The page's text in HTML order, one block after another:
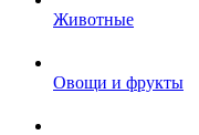
Животные
Овощи и фрукты